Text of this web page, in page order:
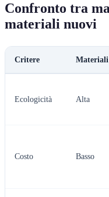
Confronto tra
materiali nuovi
Critere
Ecologicità Alta
Costo Basso